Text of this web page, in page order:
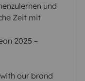
und
Zeit mit
2025 –
our brand